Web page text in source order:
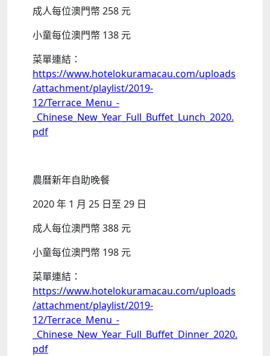
成人每位澳門幣 258 元
小童每位澳門幣 138 元
菜單連結：
https://www.hotelokuramacau.com/uploads
/attachment/playlist/2019-
12/Terrace_Menu_-
_Chinese_New_Year_Full_Buffet_Lunch_2020.
pdf
農曆新年自助晚餐
2020 年 1 月 25 日至 29 日
成人每位澳門幣 388 元
小童每位澳門幣 198 元
菜單連結：
https://www.hotelokuramacau.com/uploads
/attachment/playlist/2019-
12/Terrace_Menu_-
_Chinese_New_Year_Full_Buffet_Dinner_2020.
pdf